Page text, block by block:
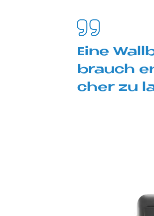
Eine
brauch
cher zu